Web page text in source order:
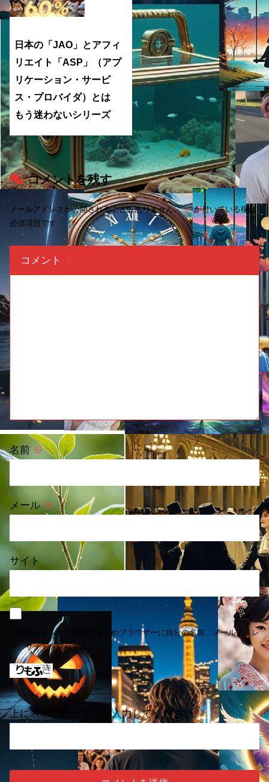
日本の「JAO」とアフィ
リエイト「ASP」（アプ
リケーション・サービ
ス・プロバイダ）とは
もう迷わないシリーズ
コメントを残す
メールアドレスが公開されることはありません。 ※が付いている欄は
必須項目です
コメント
名前※
メール※
サイト
次回のコメントで使用するためブラウザーに自分の名前、メールアドレ
ス、サイトを保存する。
上に表示された文字を入力してください。